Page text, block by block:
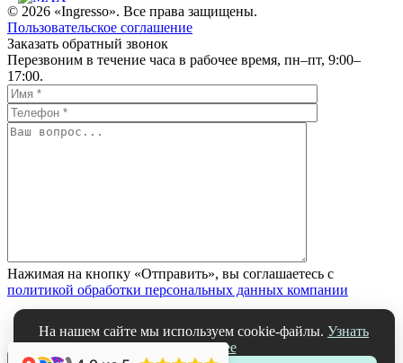
© 2026 «Ingresso». Все права защищены.
Пользовательское соглашение
На нашем сайте мы используем cookie-файлы. Узнать
подробнее
Заказать обратный звонок
Перезвоним в течение часа в рабочее время, пн–пт, 9:00–
17:00.
Нажимая на кнопку «Отправить», вы соглашаетесь с
политикой обработки персональных данных компании